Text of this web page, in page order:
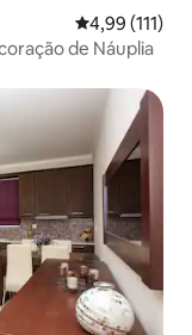
4,99 de uma
4,99 (111)
de Náuplia